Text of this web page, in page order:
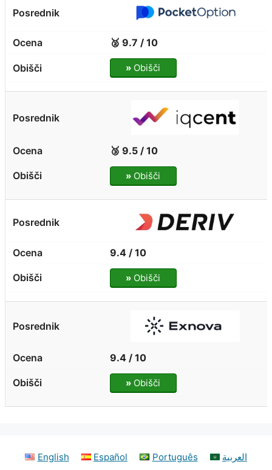
🥈 9.7 / 10
» Obišči
🥉 9.5 / 10
» Obišči
9.4 / 10
» Obišči
9.4 / 10
» Obišči
English Español Português
العربية